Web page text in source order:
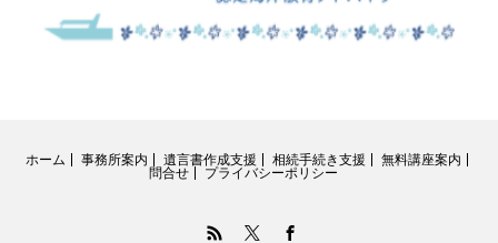
ホーム 事務所案内 遺言書作成支援 相続手続き支援
無料講座案内
問合せ
プライバシーポリシー
Facebook